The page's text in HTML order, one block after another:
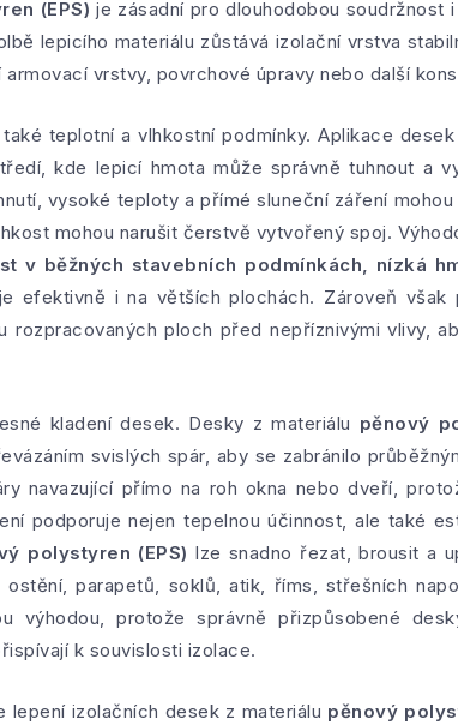
(EPS) je zásadní pro dlouhodobou soudržnost
lepicího materiálu zůstává izolační vrstva
vrstvy, povrchové úpravy nebo další
teplotní a vlhkostní podmínky. Aplikace desek
kde lepicí hmota může správně tuhnout a
vysoké teploty a přímé sluneční záření
mohou narušit čerstvě vytvořený spoj.
v běžných stavebních podmínkách, nízká
efektivně i na větších plochách. Zároveň však
rozpracovaných ploch před nepříznivými vlivy,
kladení desek. Desky z materiálu pěnový
svislých spár, aby se zabránilo
navazující přímo na roh okna nebo dveří,
podporuje nejen tepelnou účinnost, ale také
polystyren (EPS) lze snadno řezat, brousit a
parapetů, soklů, atik, říms, střešních
výhodou, protože správně přizpůsobené
k souvislosti izolace.
lepení izolačních desek z materiálu pěnový